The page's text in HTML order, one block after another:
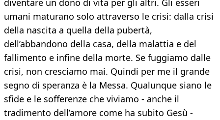
diventare un dono di vita per gli altri. Gli esseri
umani maturano solo attraverso le crisi: dalla crisi
della nascita a quella della pubertà,
dell’abbandono della casa, della malattia e del
fallimento e infine della morte. Se fuggiamo dalle
crisi, non cresciamo mai. Quindi per me il grande
segno di speranza è la Messa. Qualunque siano le
sfide e le sofferenze che viviamo - anche il
tradimento dell’amore come ha subito Gesù -